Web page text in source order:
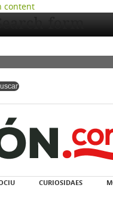
content
form
CURIOSIDAES